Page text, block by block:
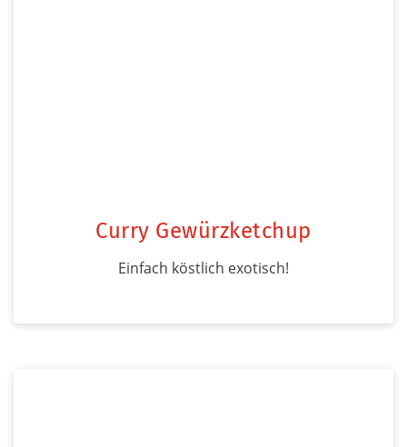
Curry Gewürzketchup
Einfach köstlich exotisch!